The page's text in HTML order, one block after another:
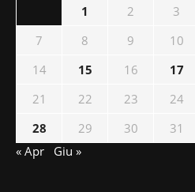
1 2 3
7
8 9 10
14
15 16 17
21
22 23 24
28
29 30
31
« Apr
Giu »